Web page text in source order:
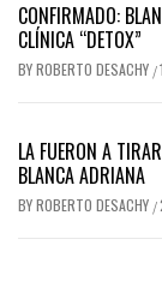
CONFIRMADO:
CLÍNICA “DETOX”
BYROBERTO DESACHY /
LA FUERON A
BLANCA ADRIANA
BYROBERTO DESACHY /